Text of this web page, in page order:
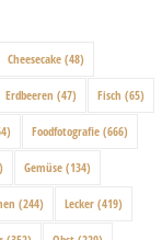
Cheesecake (48)
Erdbeeren (47) Fisch (65)
Foodfotografie (666)
Gemüse (134)
(244) Lecker (419)